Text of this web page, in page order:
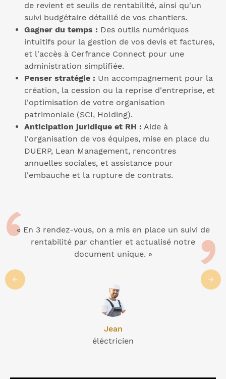
de revient et seuils de rentabilité, ainsi qu'un
suivi budgétaire détaillé de vos chantiers.
Gagner du temps : Des outils numériques
intuitifs pour la gestion de vos devis et factures,
et l'accès à Cerfrance Connect pour une
administration simplifiée.
Penser stratégie : Un accompagnement pour la
création, la cession ou la reprise d'entreprise, et
l'optimisation de votre organisation
patrimoniale (SCI, Holding).
Anticipation juridique et RH : Aide à
l'organisation de vos équipes, mise en place du
DUERP, Lean Management, rencontres
annuelles sociales, et assistance pour
l'embauche et la rupture de contrats.
« En 3 rendez-vous, on a mis en place un suivi de
rentabilité par chantier et actualisé notre
document unique. »
Jean
éléctricien